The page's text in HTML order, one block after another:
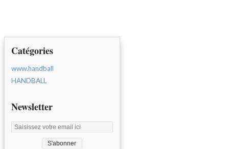
Catégories
www.handball
HANDBALL
Newsletter